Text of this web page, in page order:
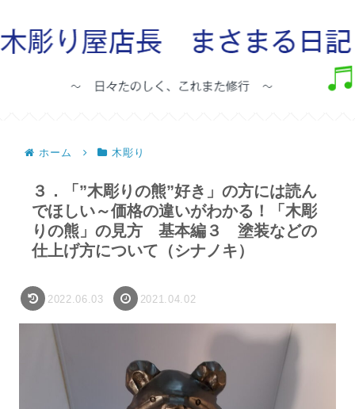
ホーム 木彫り
３．「”木彫りの熊”好き」の方には読ん
でほしい～価格の違いがわかる！「木彫
りの熊」の見方 基本編３ 塗装などの
仕上げ方について（シナノキ）
2022.06.03 2021.04.02